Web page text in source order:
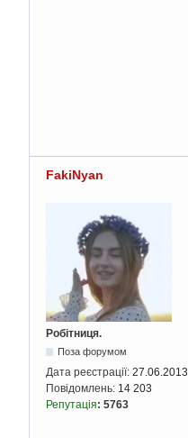
FakiNyan
Робітниця.
Поза форумом
Дата реєстрації: 27.06.2013
Повідомлень: 14 203
Репутація: 5763